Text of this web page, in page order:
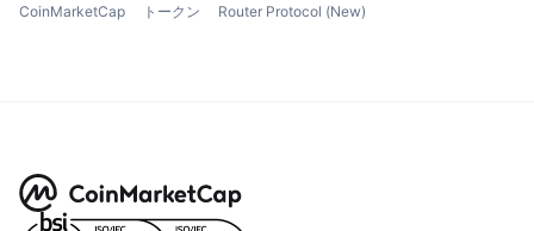
CoinMarketCap トークン Router Protocol (New)